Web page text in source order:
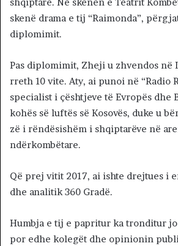
skenë drama e tij “Raimonda”,
diplomimit.
Pas diplomimit, Zheji u zhvendos
rreth 10 vite. Aty, ai punoi në “Radio
specialist i çështjeve të Evropës dhe
kohës së luftës së Kosovës, duke u
zë i rëndësishëm i shqiptarëve në
ndërkombëtare.
Që prej vitit 2017, ai ishte drejtues i
dhe analitik 360 Gradë.
Humbja e tij e papritur ka tronditur
por edhe kolegët dhe opinionin